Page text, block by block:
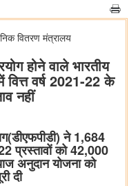
वितरण मंत्रालय
होने वाले भारतीय
वर्ष 2021-22 के
नहीं
ने 1,684
प्रस्तावों को 42,000
अनुदान योजना को
दी